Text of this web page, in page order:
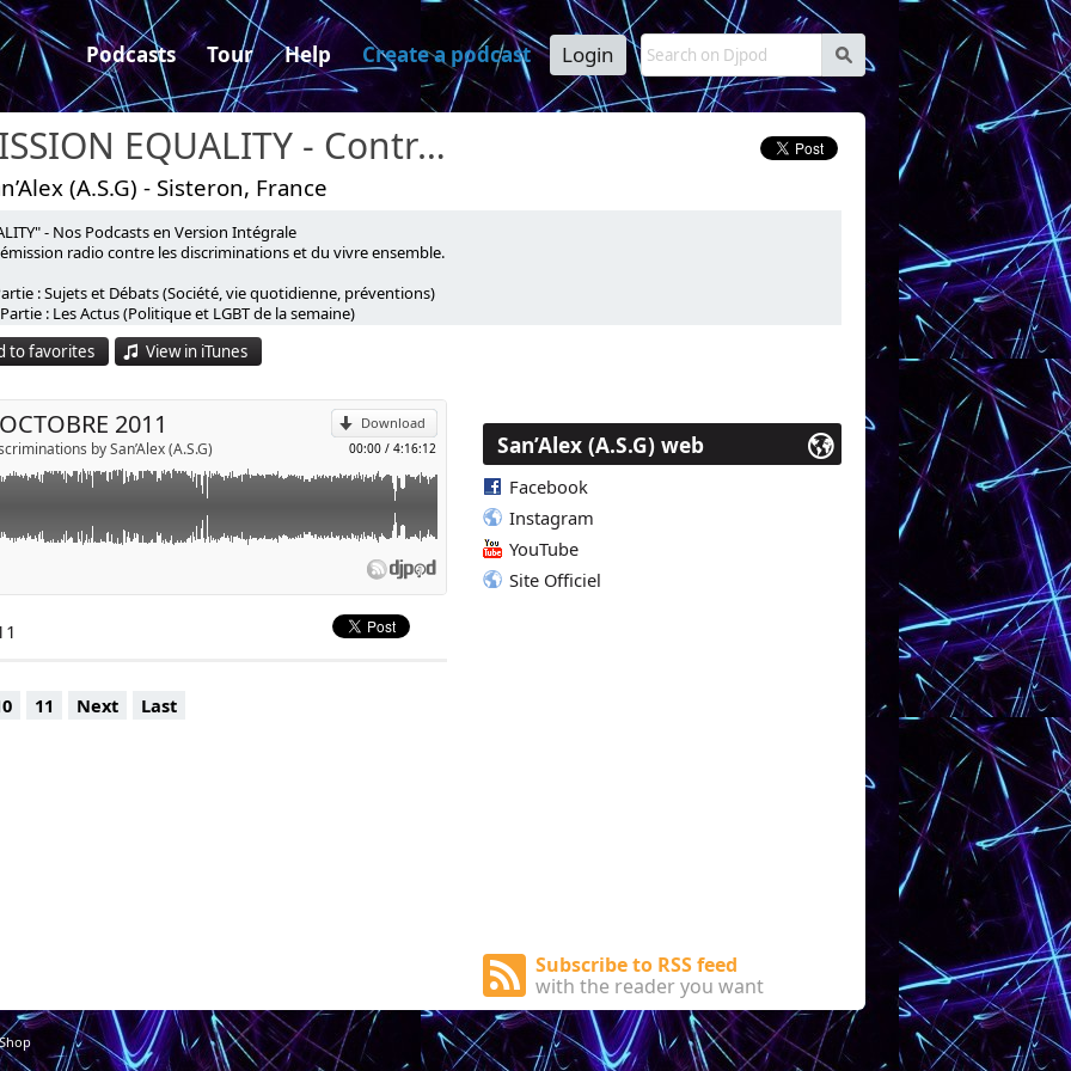
s
Podcasts Tour Help Create a podcast Login
EMISSION EQUALITY - Contre les discriminations
(A.S.G) - Sisteron, France
- Nos Podcasts en Version Intégrale
radio contre les discriminations et du vivre ensemble.
: Sujets et Débats (Société, vie quotidienne, préventions)
: Les Actus (Politique et LGBT de la semaine)
: L'authenticité
YouTube et Spotify
nos podcasts sur tous vos appareils connectés et sur les applications numériques ou pour podcasts en
dans les mots clés : « Émission Equality »
to favorites View in iTunes
Download
00:00 / 4:16:12
2011
by San’Alex (A.S.G)
p
et santé, nous allons évoquer les perceptions des
Une décision à Brest sur l'état civil, Possible dépénalisation
Brésil, La pension de reversion c'est non
11 Next Last
San’Alex (A.S.G) web
Facebook
Instagram
YouTube
Site Officiel
Subscribe to RSS feed
with the reader you want